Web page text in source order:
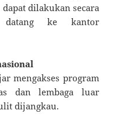
dilakukan secara
ke kantor
mengakses program
dan lembaga luar
dijangkau.